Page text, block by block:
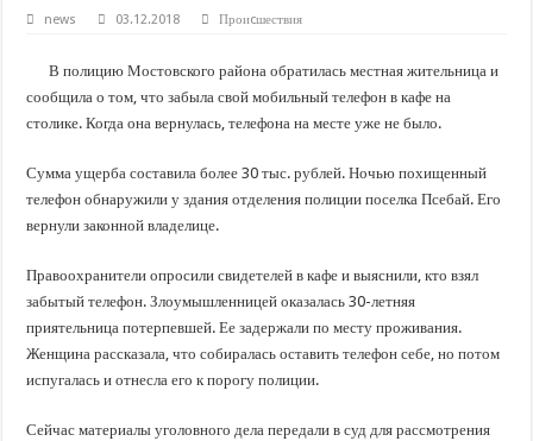
В городах и районах Кубани отметили День России
Стартовал прием заявок на 20-й юбилейный молодежный форум «Регион 93»
news 03.12.2018 Проиcшествия
В полицию Мостовского района обратилась местная жительница и
сообщила о том, что забыла свой мобильный телефон в кафе на
столике. Когда она вернулась, телефона на месте уже не было.
Сумма ущерба составила более 30 тыс. рублей. Ночью похищенный
телефон обнаружили у здания отделения полиции поселка Псебай. Его
вернули законной владелице.
Правоохранители опросили свидетелей в кафе и выяснили, кто взял
забытый телефон. Злоумышленницей оказалась 30-летняя
приятельница потерпевшей. Ее задержали по месту проживания.
Женщина рассказала, что собиралась оставить телефон себе, но потом
испугалась и отнесла его к порогу полиции.
Сейчас материалы уголовного дела передали в суд для рассмотрения